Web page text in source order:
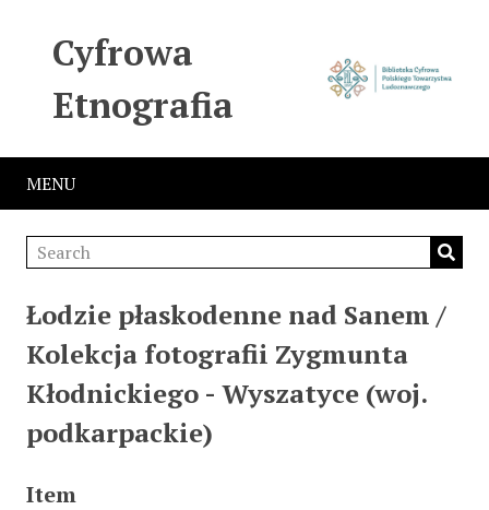
Cyfrowa
Etnografia
MENU
Łodzie płaskodenne nad Sanem /
Kolekcja fotografii Zygmunta
Kłodnickiego - Wyszatyce (woj.
podkarpackie)
Item